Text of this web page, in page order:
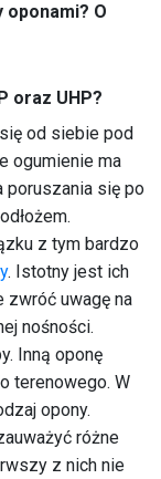
O
oraz UHP?
od siebie pod
ogumienie ma
się po
z tym bardzo
. Istotny jest ich
zwróć uwagę na
nośności.
Inną oponę
terenowego. W
opony.
różne
z nich nie